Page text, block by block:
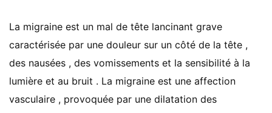
La migraine est un mal de tête lancinant grave
caractérisée par une douleur sur un côté de la tête ,
des nausées , des vomissements et la sensibilité à la
lumière et au bruit . La migraine est une affection
vasculaire , provoquée par une dilatation des